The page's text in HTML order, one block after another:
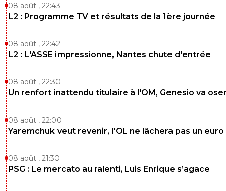
08 août , 22:43
L2 : Programme TV et résultats de la 1ère journée
08 août , 22:42
L2 : L'ASSE impressionne, Nantes chute d'entrée
08 août , 22:30
Un renfort inattendu titulaire à l'OM, Genesio va
08 août , 22:00
Yaremchuk veut revenir, l'OL ne lâchera pas un euro
08 août , 21:30
PSG : Le mercato au ralenti, Luis Enrique s’agace